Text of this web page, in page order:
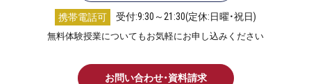
携帯電話可 受付:9:30～21:30(定休:日曜・祝日)
無料体験授業についてもお気軽にお申し込みください
お問い合わせ・資料請求